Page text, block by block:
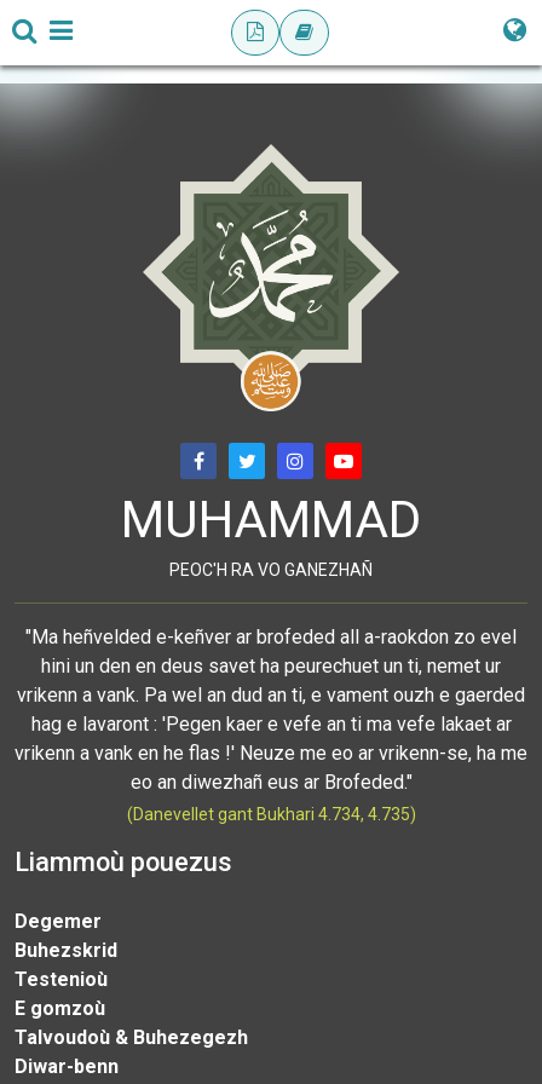
MUHAMMAD
PEOC'H RA VO GANEZHAÑ
"Ma heñvelded e-keñver ar brofeded all a-raokdon zo evel
hini un den en deus savet ha peurechuet un ti, nemet ur
vrikenn a vank. Pa wel an dud an ti, e vament ouzh e gaerded
hag e lavaront : 'Pegen kaer e vefe an ti ma vefe lakaet ar
vrikenn a vank en he flas !' Neuze me eo ar vrikenn-se, ha me
eo an diwezhañ eus ar Brofeded."
(Danevellet gant Bukhari 4.734, 4.735)
Liammoù pouezus
Degemer
Buhezskrid
Testenioù
E gomzoù
Talvoudoù & Buhezegezh
Diwar-benn